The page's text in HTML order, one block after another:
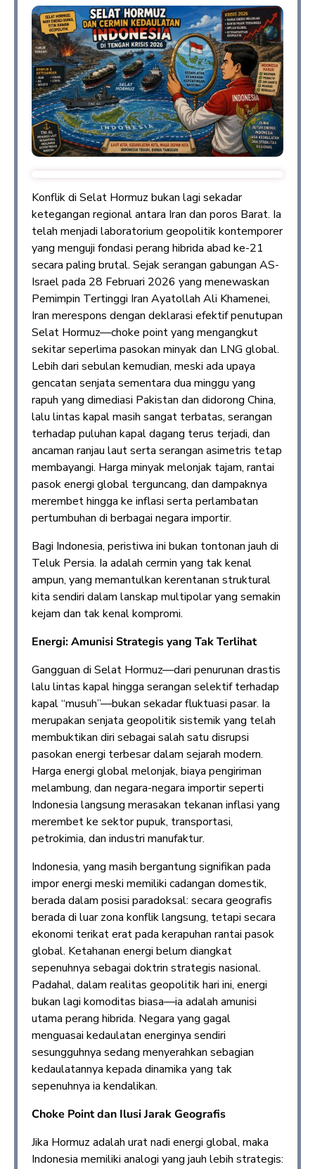
Konflik di Selat Hormuz bukan lagi sekadar
ketegangan regional antara Iran dan poros Barat. Ia
telah menjadi laboratorium geopolitik kontemporer
yang menguji fondasi perang hibrida abad ke-21
secara paling brutal. Sejak serangan gabungan AS-
Israel pada 28 Februari 2026 yang menewaskan
Pemimpin Tertinggi Iran Ayatollah Ali Khamenei,
Iran merespons dengan deklarasi efektif penutupan
Selat Hormuz—choke point yang mengangkut
sekitar seperlima pasokan minyak dan LNG global.
Lebih dari sebulan kemudian, meski ada upaya
gencatan senjata sementara dua minggu yang
rapuh yang dimediasi Pakistan dan didorong China,
lalu lintas kapal masih sangat terbatas, serangan
terhadap puluhan kapal dagang terus terjadi, dan
ancaman ranjau laut serta serangan asimetris tetap
membayangi. Harga minyak melonjak tajam, rantai
pasok energi global terguncang, dan dampaknya
merembet hingga ke inflasi serta perlambatan
pertumbuhan di berbagai negara importir.
Bagi Indonesia, peristiwa ini bukan tontonan jauh di
Teluk Persia. Ia adalah cermin yang tak kenal
ampun, yang memantulkan kerentanan struktural
kita sendiri dalam lanskap multipolar yang semakin
kejam dan tak kenal kompromi.
Energi: Amunisi Strategis yang Tak Terlihat
Gangguan di Selat Hormuz—dari penurunan drastis
lalu lintas kapal hingga serangan selektif terhadap
kapal “musuh”—bukan sekadar fluktuasi pasar. Ia
merupakan senjata geopolitik sistemik yang telah
membuktikan diri sebagai salah satu disrupsi
pasokan energi terbesar dalam sejarah modern.
Harga energi global melonjak, biaya pengiriman
melambung, dan negara-negara importir seperti
Indonesia langsung merasakan tekanan inflasi yang
merembet ke sektor pupuk, transportasi,
petrokimia, dan industri manufaktur.
Indonesia, yang masih bergantung signifikan pada
impor energi meski memiliki cadangan domestik,
berada dalam posisi paradoksal: secara geografis
berada di luar zona konflik langsung, tetapi secara
ekonomi terikat erat pada kerapuhan rantai pasok
global. Ketahanan energi belum diangkat
sepenuhnya sebagai doktrin strategis nasional.
Padahal, dalam realitas geopolitik hari ini, energi
bukan lagi komoditas biasa—ia adalah amunisi
utama perang hibrida. Negara yang gagal
menguasai kedaulatan energinya sendiri
sesungguhnya sedang menyerahkan sebagian
kedaulatannya kepada dinamika yang tak
sepenuhnya ia kendalikan.
Choke Point dan Ilusi Jarak Geografis
Jika Hormuz adalah urat nadi energi global, maka
Indonesia memiliki analogi yang jauh lebih strategis: